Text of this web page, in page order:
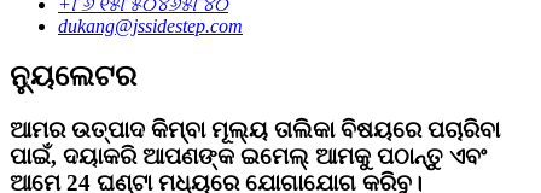
dukang@jssidestep.com
ନ୍ୟୁଲେଟର
ଆମର ଉତ୍ପାଦ କିମ୍ବା ମୂଲ୍ୟ ତାଲିକା ବିଷୟରେ ପଚାରିବା
ପାଇଁ, ଦୟାକରି ଆପଣଙ୍କ ଇମେଲ୍ ଆମକୁ ପଠାନ୍ତୁ ଏବଂ
ଆମେ 24 ଘଣ୍ଟା ମଧ୍ୟରେ ଯୋଗାଯୋଗ କରିବୁ।